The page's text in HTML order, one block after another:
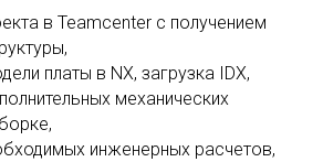
в Teamcenter с получением
платы в NX, загрузка IDX,
механических
инженерных расчетов,